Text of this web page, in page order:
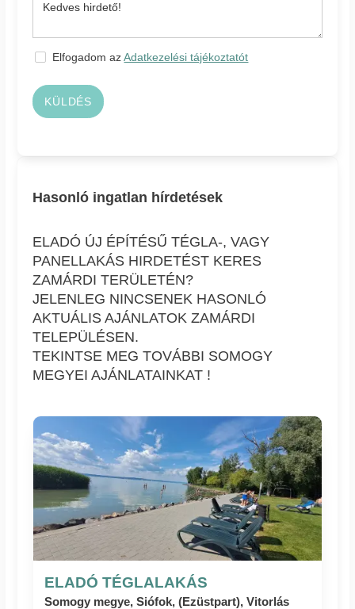
Elfogadom azAdatkezelési tájékoztatót
KÜLDÉS
Hasonló ingatlan hírdetések
ELADÓ ÚJ ÉPÍTÉSŰ TÉGLA-, VAGY
PANELLAKÁS HIRDETÉST KERES
ZAMÁRDI TERÜLETÉN?
JELENLEG NINCSENEK HASONLÓ
AKTUÁLIS AJÁNLATOK ZAMÁRDI
TELEPÜLÉSEN.
TEKINTSE MEG TOVÁBBI SOMOGY
MEGYEI AJÁNLATAINKAT !
ELADÓ TÉGLALAKÁS
Somogy megye, Siófok, (Ezüstpart), Vitorlás